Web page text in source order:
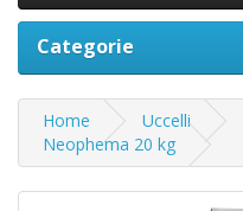
Categorie
Home Uccelli
Neophema 20 kg